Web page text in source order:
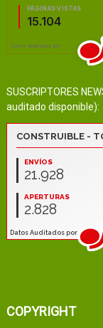
SUSCRIPTORES
auditado disponible):
COPYRIGHT